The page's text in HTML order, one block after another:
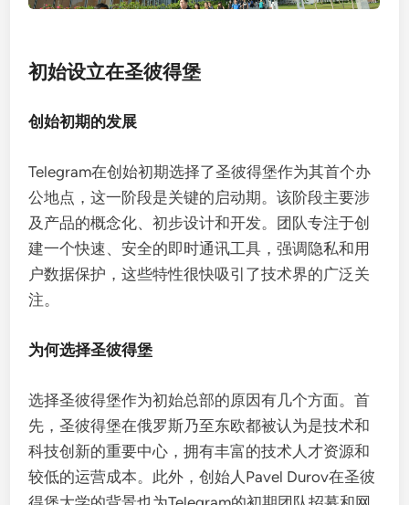
初始设立在圣彼得堡
创始初期的发展
Telegram在创始初期选择了圣彼得堡作为其首个办
公地点，这一阶段是关键的启动期。该阶段主要涉
及产品的概念化、初步设计和开发。团队专注于创
建一个快速、安全的即时通讯工具，强调隐私和用
户数据保护，这些特性很快吸引了技术界的广泛关
注。
为何选择圣彼得堡
选择圣彼得堡作为初始总部的原因有几个方面。首
先，圣彼得堡在俄罗斯乃至东欧都被认为是技术和
科技创新的重要中心，拥有丰富的技术人才资源和
较低的运营成本。此外，创始人Pavel Durov在圣彼